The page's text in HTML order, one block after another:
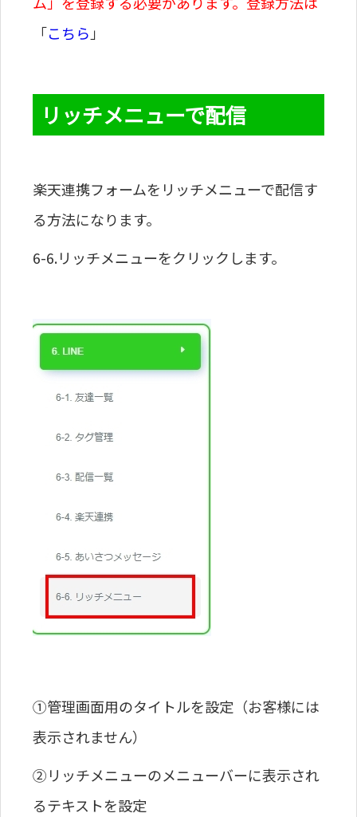
「こちら」
リッチメニューで配信
楽天連携フォームをリッチメニューで配信す
る方法になります。
6-6.リッチメニューをクリックします。
①管理画面用のタイトルを設定（お客様には
表示されません）
②リッチメニューのメニューバーに表示され
るテキストを設定